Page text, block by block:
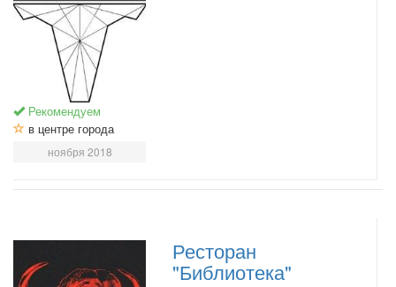
Рекомендуем
в центре города
ноября 2018
Ресторан
"Библиотека"